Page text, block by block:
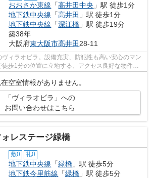
おおさか東線 「高井田中央 」駅 徒歩1分
地下鉄中央線 「高井田 」駅 徒歩1分
地下鉄中央線 「深江橋 」駅 徒歩19分
築38年
大阪府東大阪市高井田 28-11
ィラオビラ。設備充実、防犯性も高い安心のマン
歩1分の位置に立地する、アクセス良好な物件で
50mに駐車場...
空室情報がありません。
「ヴィラオビラ」への
お問い合わせはこちら
ォレステージ緑橋
敷0 礼0
地下鉄中央線 「緑橋 」駅 徒歩5分
地下鉄今里筋線 「緑橋 」駅 徒歩5分